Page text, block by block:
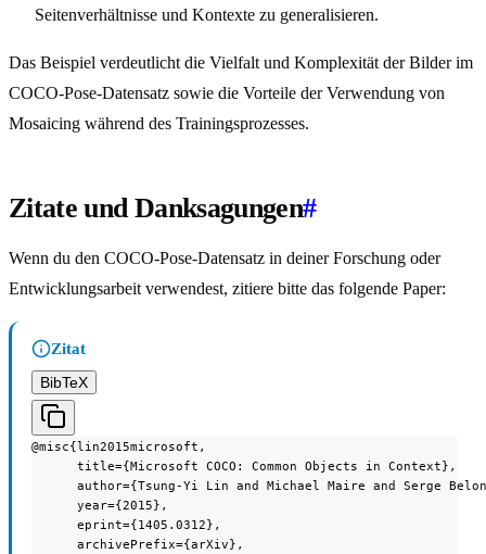
Seitenverhältnisse und Kontexte zu generalisieren.
Das Beispiel verdeutlicht die Vielfalt und Komplexität der Bilder im
COCO-Pose-Datensatz sowie die Vorteile der Verwendung von
Mosaicing während des Trainingsprozesses.
Zitate und Danksagungen#
Wenn du den COCO-Pose-Datensatz in deiner Forschung oder
Entwicklungsarbeit verwendest, zitiere bitte das folgende Paper:
Zitat
BibTeX
@misc{lin2015microsoft,
      title={Microsoft COCO: Common Objects in Context},
author={Tsung-Yi Lin and Michael Maire and Serge
      year={2015},
      eprint={1405.0312},
      archivePrefix={arXiv},